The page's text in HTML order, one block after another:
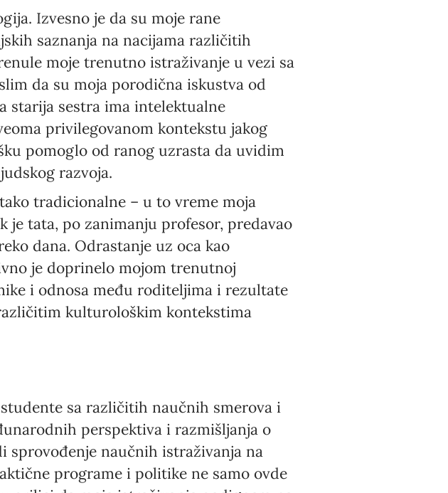
Izvesno je da su moje rane
saznanja na nacijama različitih
moje trenutno istraživanje u vezi sa
da su moja porodična iskustva od
starija sestra ima intelektualne
privilegovanom kontekstu jakog
pomoglo od ranog uzrasta da uvidim
razvoja.
tradicionalne – u to vreme moja
tata, po zanimanju profesor, predavao
dana. Odrastanje uz oca kao
je doprinelo mojom trenutnoj
i odnosa među roditeljima i rezultate
kulturološkim kontekstima
sa različitih naučnih smerova i
perspektiva i razmišljanja o
sprovođenje naučnih istraživanja na
programe i politike ne samo ovde